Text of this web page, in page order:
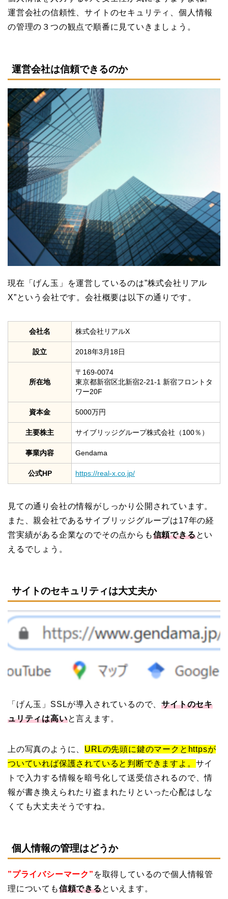
運営会社の信頼性、サイトのセキュリティ、個人情報
の管理の３つの観点で順番に見ていきましょう。
運営会社は信頼できるのか
現在「げん玉」を運営しているのは”株式会社リアル
X”という会社です。会社概要は以下の通りです。
会社名 株式会社リアルX
設立 2018年3月18日
所在地
〒169-0074
東京都新宿区北新宿2-21-1 新宿フロントタ
ワー20F
資本金 5000万円
主要株主 サイブリッジグループ株式会社（100％）
事業内容 Gendama
公式HP https://real-x.co.jp/
見ての通り会社の情報がしっかり公開されています。
また、親会社であるサイブリッジグループは17年の経
営実績がある企業なのでその点からも信頼できるとい
えるでしょう。
サイトのセキュリティは大丈夫か
「げん玉」SSLが導入されているので、サイトのセキ
ュリティは高いと言えます。
上の写真のように、 URLの先頭に鍵のマークとhttpsが
ついていれば保護されていると判断できますよ。 サイ
トで入力する情報を暗号化して送受信されるので、情
報が書き換えられたり盗まれたりといった心配はしな
くても大丈夫そうですね。
個人情報の管理はどうか
”プライバシーマーク” を取得しているので個人情報管
理についても信頼できるといえます。